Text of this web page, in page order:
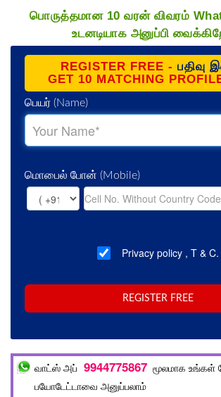
பொருத்தமான 10 வரன் விவரம்
உடனடியாக அனுப்பி
REGISTER FREE - பதிவு
GET 10 MATCHING
பெயர் (Name)
மொபைல் போன் (Mobile)
Privacy policy , T & C.
REGISTER FREE
வாட்ஸ் அப் 9944775867 மூலமாக உங்கள்
பயோடேட்டாவை அனுப்பலாம்